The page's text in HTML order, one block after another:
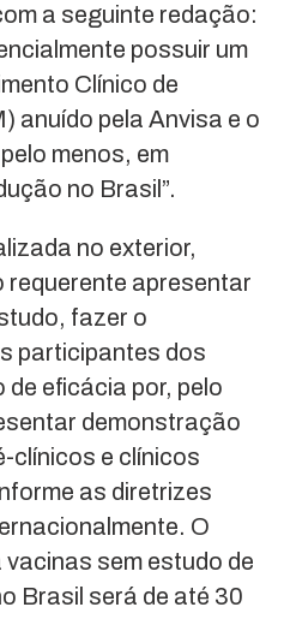
a seguinte redação:
possuir um
Clínico de
anuído pela Anvisa e o
menos, em
no Brasil”.
no exterior,
apresentar
fazer o
participantes dos
eficácia por, pelo
demonstração
clínicos e clínicos
as diretrizes
O
sem estudo de
Brasil será de até 30